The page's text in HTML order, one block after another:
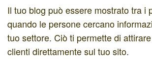
Il tuo blog può essere mostrato tra i
quando le persone cercano
tuo settore. Ciò ti permette di
clienti direttamente sul tuo sito.